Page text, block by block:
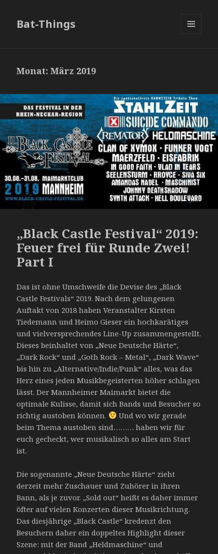
Bat-Things
Monat:März 2019
„Black Castle Festival“ 2019:
Feuer frei für Runde Zwei!
Part I
Das ist ohne Umschweife die Devise des „Black
Castle Festivals“ 2019. Nach dem gelungenen
Auftakt von 2018 haben Veranstalter Kirsten
Tiedemann und Heimo Gieser ein hochkarätiges
und vielversprechendes Line-Up zusammengestellt.
Dieses beinhaltet von „Neue Deutsche Härte“,
„Dark Rock“ und „Goth Rock – Metal“, „Dark Wave“
bis hin zu „Alternative/Indie/Punk“ alles, was das
Herz eines jeden Musikbegeisterten höher schlagen
lässt. Der Mannheimer Maimarkt bietet die
optimale Kulisse, damit sich Bands und Besucher so
richtig austoben können.
Und wo wir gerade
beim Thema austoben sind……… haben wir für
euch gecheckt, wer musikalisch so alles am Start
ist.
Die sogenannte „Neue Deutsche Härte“ zieht
derzeit mehr Zuschauer und Zuhörer in ihren
Bann, als je zuvor. „Sold out“ heißt es daher immer
öfter auf vielen Konzerten dieser Musikrichtung.
Das diesjährige „Black Castle“ kredenzt den
Besuchern daher ein doppeltes Highlight dieser
Szene: mit der Band „Heldmaschine“ und